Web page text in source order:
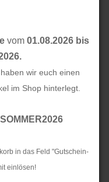
vom 01.08.2026 bis
wir euch einen
im Shop hinterlegt.
in das Feld "Gutschein-
einlösen!